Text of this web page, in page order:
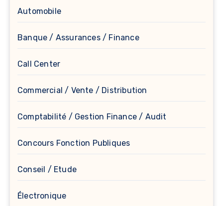
Automobile
Banque / Assurances / Finance
Call Center
Commercial / Vente / Distribution
Comptabilité / Gestion Finance / Audit
Concours Fonction Publiques
Conseil / Etude
Électronique